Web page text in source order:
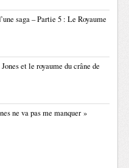
saga – Partie 5 : Le Royaume
et le royaume du crâne de
ne va pas me manquer »